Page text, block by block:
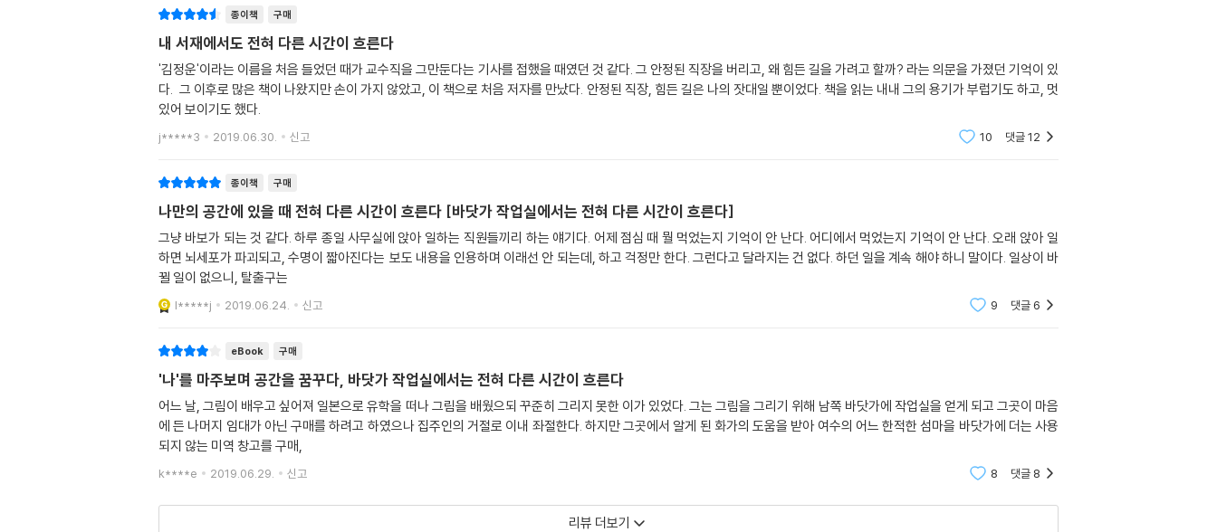
종이책 구매
내 서재에서도 전혀 다른 시간이 흐른다
'김정운'이라는 이름을 처음 들었던 때가 교수직을 그만둔다는 기사를 접했을 때였던 것 같다. 그 안정된 직장을 버리고, 왜 힘든 길을 가려고 할까? 라는 의문을 가졌던 기억이 있
다. 그 이후로 많은 책이 나왔지만 손이 가지 않았고, 이 책으로 처음 저자를 만났다. 안정된 직장, 힘든 길은 나의 잣대일 뿐이었다. 책을 읽는 내내 그의 용기가 부럽기도 하고, 멋
있어 보이기도 했다.
j*****3 2019.06.30. 신고 10 댓글12
종이책 구매
나만의 공간에 있을 때 전혀 다른 시간이 흐른다 [바닷가 작업실에서는 전혀 다른 시간이 흐른다]
그냥 바보가 되는 것 같다. 하루 종일 사무실에 앉아 일하는 직원들끼리 하는 얘기다. 어제 점심 때 뭘 먹었는지 기억이 안 난다. 어디에서 먹었는지 기억이 안 난다. 오래 앉아 일
하면 뇌세포가 파괴되고, 수명이 짧아진다는 보도 내용을 인용하며 이래선 안 되는데, 하고 걱정만 한다. 그런다고 달라지는 건 없다. 하던 일을 계속 해야 하니 말이다. 일상이 바
뀔 일이 없으니, 탈출구는
l*****j 2019.06.24. 신고 9 댓글6
eBook 구매
'나'를 마주보며 공간을 꿈꾸다, 바닷가 작업실에서는 전혀 다른 시간이 흐른다
어느 날, 그림이 배우고 싶어져 일본으로 유학을 떠나 그림을 배웠으되 꾸준히 그리지 못한 이가 있었다. 그는 그림을 그리기 위해 남쪽 바닷가에 작업실을 얻게 되고 그곳이 마음
에 든 나머지 임대가 아닌 구매를 하려고 하였으나 집주인의 거절로 이내 좌절한다. 하지만 그곳에서 알게 된 화가의 도움을 받아 여수의 어느 한적한 섬마을 바닷가에 더는 사용
되지 않는 미역 창고를 구매,
k****e 2019.06.29. 신고 8 댓글 8
리뷰 더보기